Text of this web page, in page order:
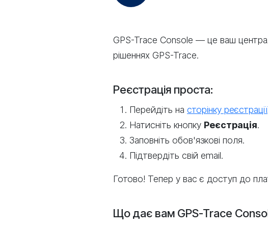
GPS-Trace Console — це ваш
рішеннях GPS-Trace.
Реєстрація проста:
Перейдіть на сторінку реєстрації
Натисніть кнопку Реєстрація.
Заповніть обов'язкові поля.
Підтвердіть свій email.
Готово! Тепер у вас є доступ до
Що дає вам GPS-Trace